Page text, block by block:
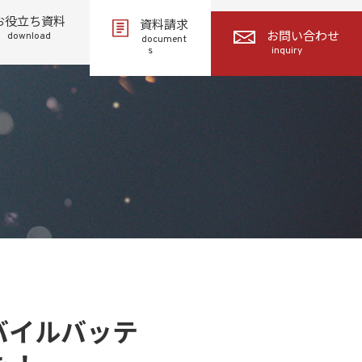
役立ち資料
download
資料請求
document
s
お問い合わせ
inquiry
ルバッテ